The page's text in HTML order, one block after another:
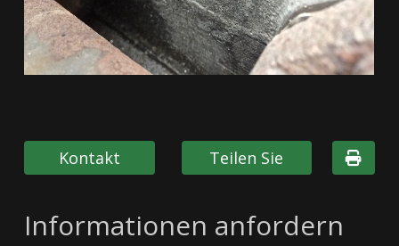
Kontakt Teilen Sie
Informationen anfordern